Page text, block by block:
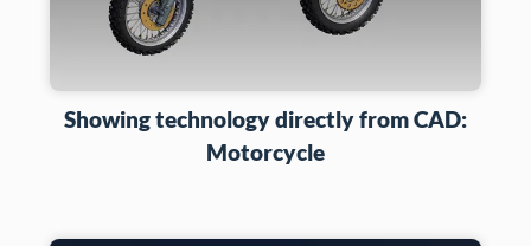
Showing technology directly from CAD:
Motorcycle